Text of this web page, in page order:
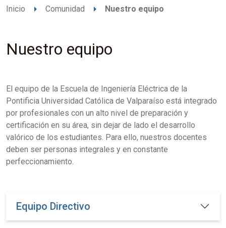
Inicio arrow_right Comunidad arrow_right Nuestro equipo
Nuestro equipo
El equipo de la Escuela de Ingeniería Eléctrica de la
Pontificia Universidad Católica de Valparaíso está integrado
por profesionales con un alto nivel de preparación y
certificación en su área, sin dejar de lado el desarrollo
valórico de los estudiantes. Para ello, nuestros docentes
deben ser personas integrales y en constante
perfeccionamiento.
Equipo Directivo